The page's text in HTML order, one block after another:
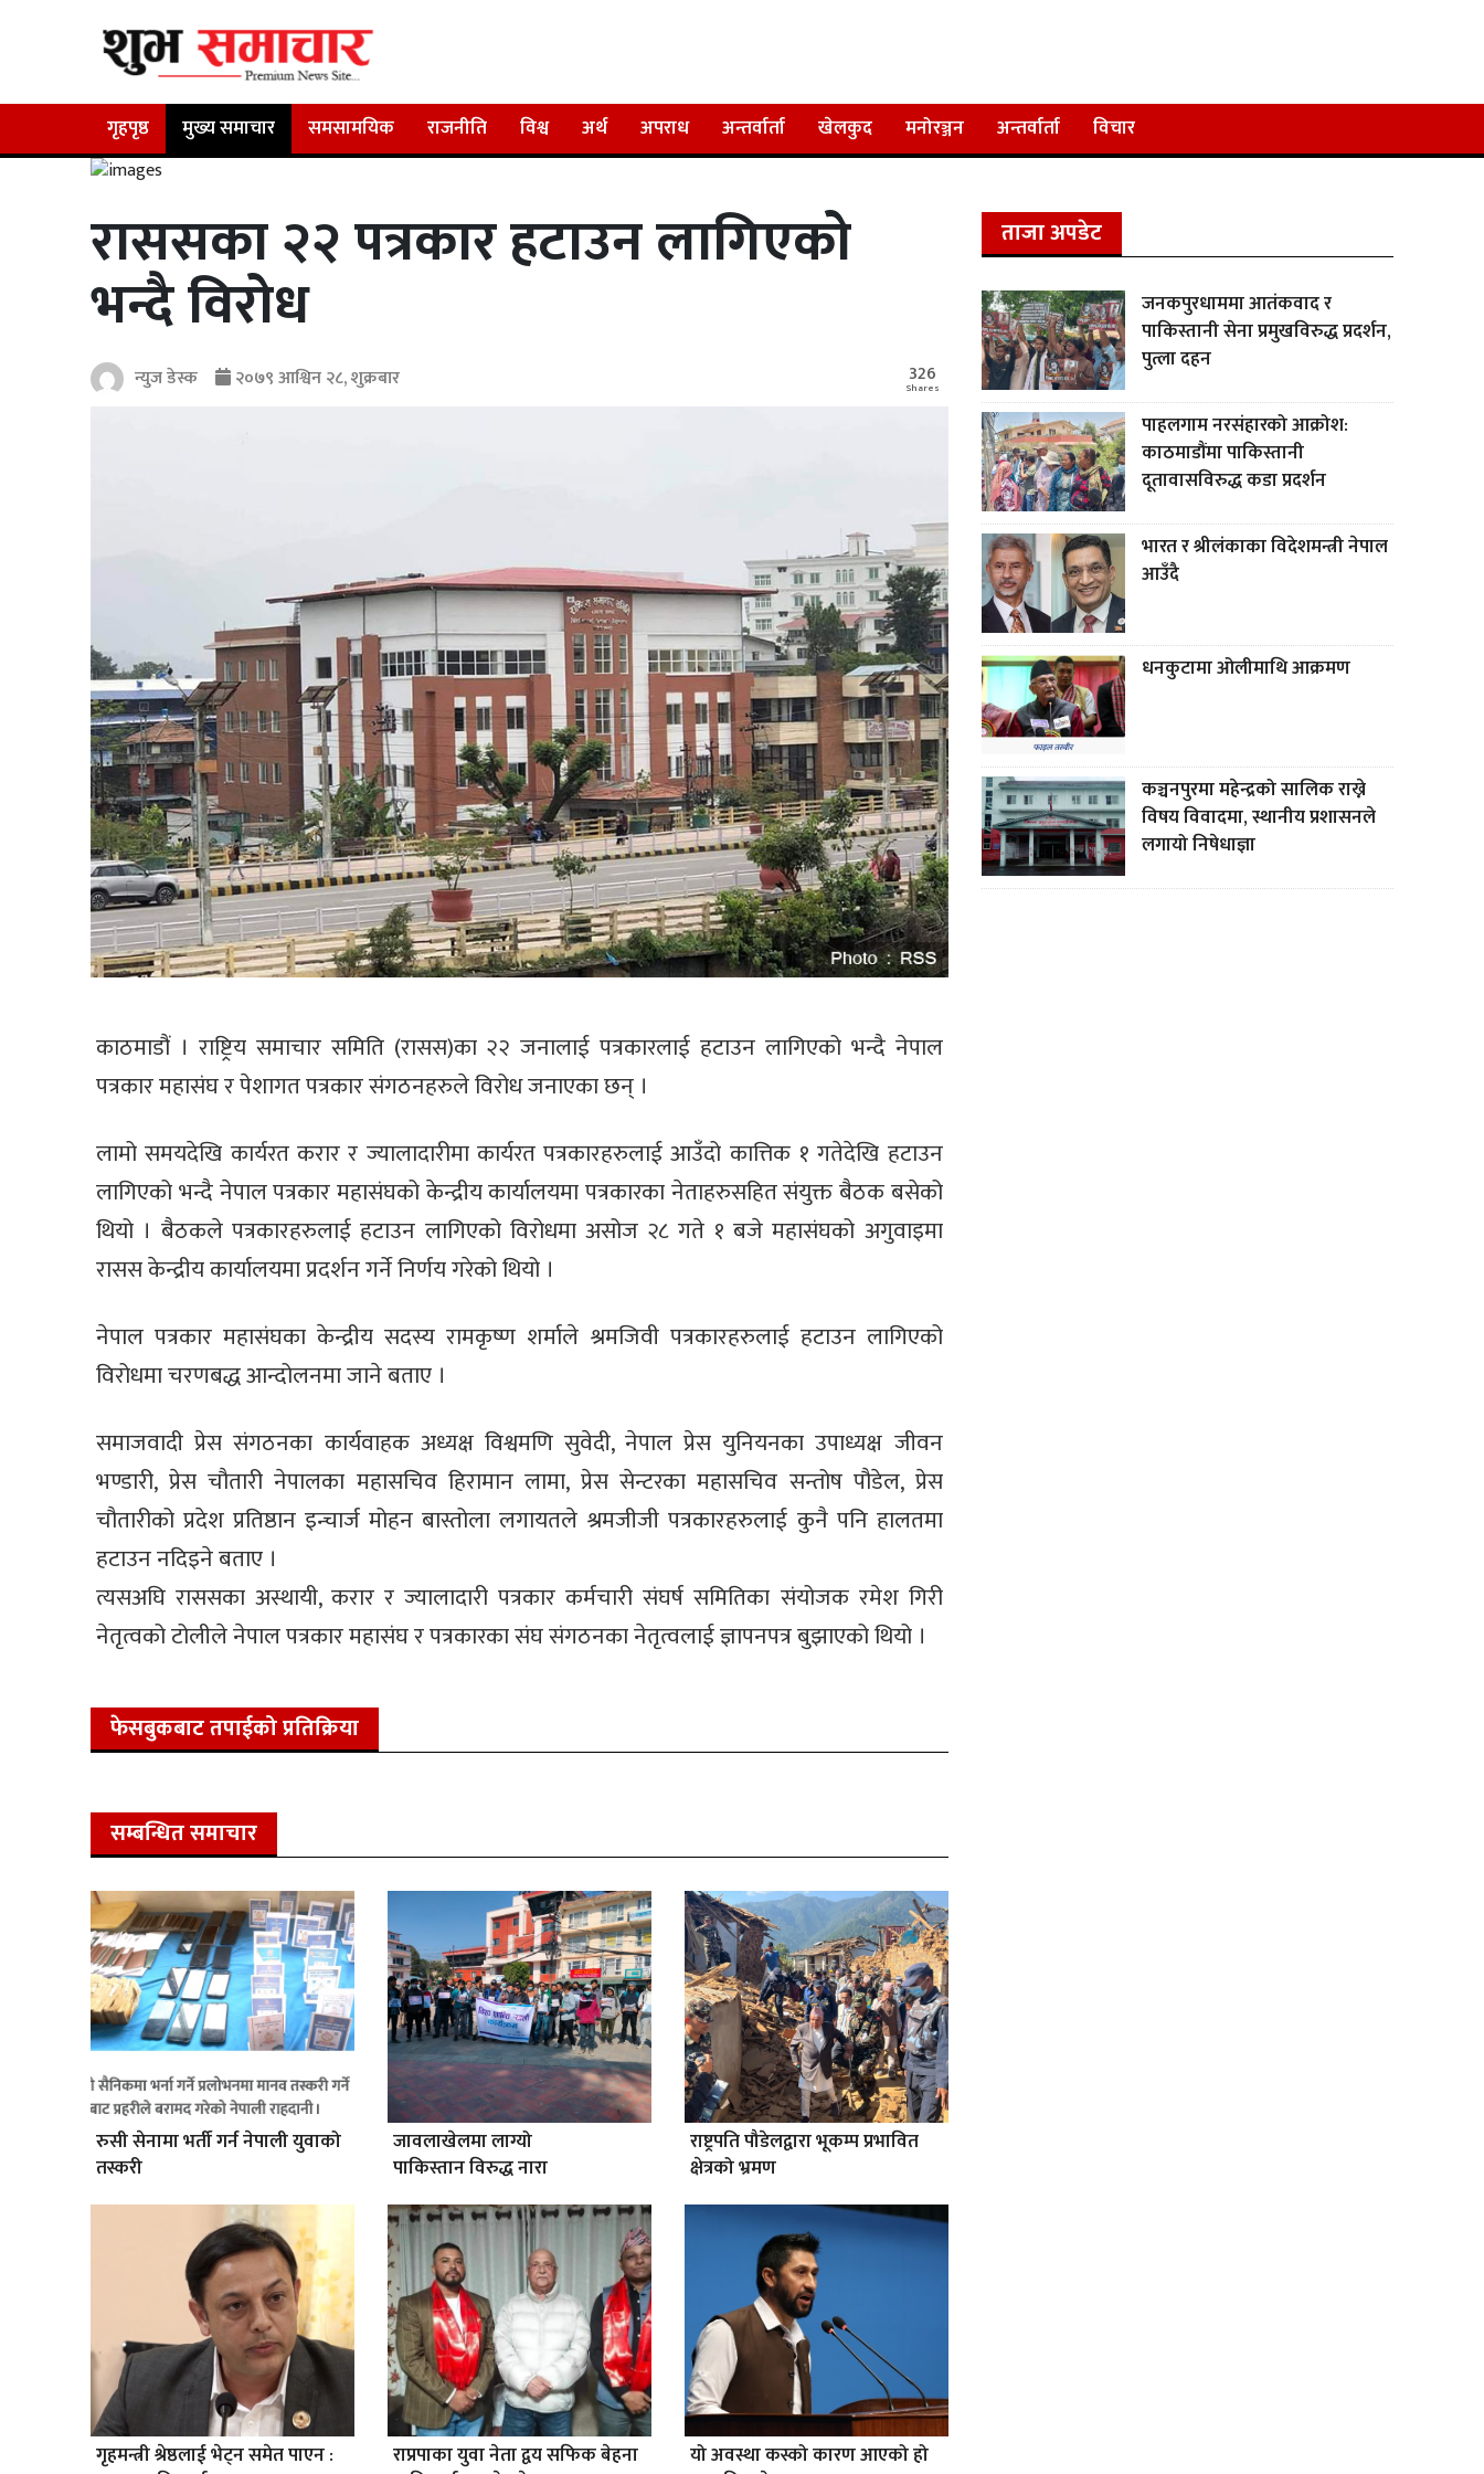
गृहपृष्ठ मुख्य समाचार समसामयिक राजनीति विश्व अर्थ अपराध अन्तर्वार्ता खेलकुद मनोरञ्जन अन्तर्वार्ता विचार
राससका २२ पत्रकार हटाउन लागिएको
भन्दै विरोध
न्युज डेस्क २०७९ आश्विन २८, शुक्रबार 326
Shares
काठमाडौं । राष्ट्रिय समाचार समिति (रासस)का २२ जनालाई पत्रकारलाई हटाउन लागिएको भन्दै नेपाल
पत्रकार महासंघ र पेशागत पत्रकार संगठनहरुले विरोध जनाएका छन् ।
लामो समयदेखि कार्यरत करार र ज्यालादारीमा कार्यरत पत्रकारहरुलाई आउँदो कात्तिक १ गतेदेखि हटाउन
लागिएको भन्दै नेपाल पत्रकार महासंघको केन्द्रीय कार्यालयमा पत्रकारका नेताहरुसहित संयुक्त बैठक बसेको
थियो । बैठकले पत्रकारहरुलाई हटाउन लागिएको विरोधमा असोज २८ गते १ बजे महासंघको अगुवाइमा
रासस केन्द्रीय कार्यालयमा प्रदर्शन गर्ने निर्णय गरेको थियो ।
नेपाल पत्रकार महासंघका केन्द्रीय सदस्य रामकृष्ण शर्माले श्रमजिवी पत्रकारहरुलाई हटाउन लागिएको
विरोधमा चरणबद्ध आन्दोलनमा जाने बताए ।
समाजवादी प्रेस संगठनका कार्यवाहक अध्यक्ष विश्वमणि सुवेदी, नेपाल प्रेस युनियनका उपाध्यक्ष जीवन
भण्डारी, प्रेस चौतारी नेपालका महासचिव हिरामान लामा, प्रेस सेन्टरका महासचिव सन्तोष पौडेल, प्रेस
चौतारीको प्रदेश प्रतिष्ठान इन्चार्ज मोहन बास्तोला लगायतले श्रमजीजी पत्रकारहरुलाई कुनै पनि हालतमा
हटाउन नदिइने बताए ।
त्यसअघि राससका अस्थायी, करार र ज्यालादारी पत्रकार कर्मचारी संघर्ष समितिका संयोजक रमेश गिरी
नेतृत्वको टोलीले नेपाल पत्रकार महासंघ र पत्रकारका संघ संगठनका नेतृत्वलाई ज्ञापनपत्र बुझाएको थियो ।
फेसबुकबाट तपाईको प्रतिक्रिया
सम्बन्धित समाचार
रुसी सेनामा भर्ती गर्न नेपाली युवाको
तस्करी
जावलाखेलमा लाग्यो
पाकिस्तान विरुद्ध नारा
राष्ट्रपति पौडेलद्वारा भूकम्प प्रभावित
क्षेत्रको भ्रमण
गृहमन्त्री श्रेष्ठलाई भेट्न समेत पाएन :
राप्रपाका युवा नेता द्वय सफिक बेहना
यो अवस्था कस्को कारण आएको हो
ताजा अपडेट
जनकपुरधाममा आतंकवाद र
पाकिस्तानी सेना प्रमुखविरुद्ध प्रदर्शन,
पुत्ला दहन
पाहलगाम नरसंहारको आक्रोश:
काठमाडौंमा पाकिस्तानी
दूतावासविरुद्ध कडा प्रदर्शन
भारत र श्रीलंकाका विदेशमन्त्री नेपाल
आउँदै
धनकुटामा ओलीमाथि आक्रमण
कञ्चनपुरमा महेन्द्रको सालिक राख्ने
विषय विवादमा, स्थानीय प्रशासनले
लगायो निषेधाज्ञा